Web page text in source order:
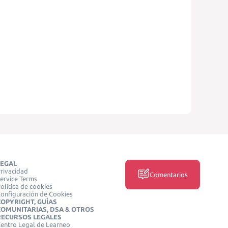
Terms
de cookies
de Cookies
GUÍAS
DSA & OTROS
LEGALES
Legal de Learneo
Comentarios